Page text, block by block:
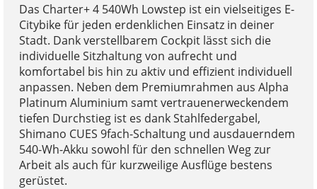
Das Charter+ 4 540Wh Lowstep ist ein vielseitiges E-
Citybike für jeden erdenklichen Einsatz in deiner
Stadt. Dank verstellbarem Cockpit lässt sich die
individuelle Sitzhaltung von aufrecht und
komfortabel bis hin zu aktiv und effizient individuell
anpassen. Neben dem Premiumrahmen aus Alpha
Platinum Aluminium samt vertrauenerweckendem
tiefen Durchstieg ist es dank Stahlfedergabel,
Shimano CUES 9fach-Schaltung und ausdauerndem
540-Wh-Akku sowohl für den schnellen Weg zur
Arbeit als auch für kurzweilige Ausflüge bestens
gerüstet.